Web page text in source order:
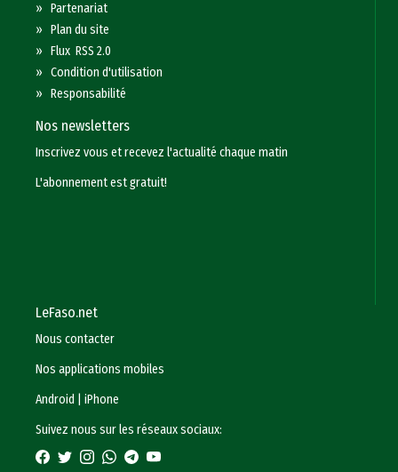
»Partenariat
»Plan du site
»Flux RSS 2.0
»Condition d'utilisation
»Responsabilité
Nos newsletters
Inscrivez vous et recevez l'actualité chaque matin
L'abonnement est gratuit!
LeFaso.net
Nous contacter
Nos applications mobiles
Android
|iPhone
Suivez nous sur les réseaux sociaux: